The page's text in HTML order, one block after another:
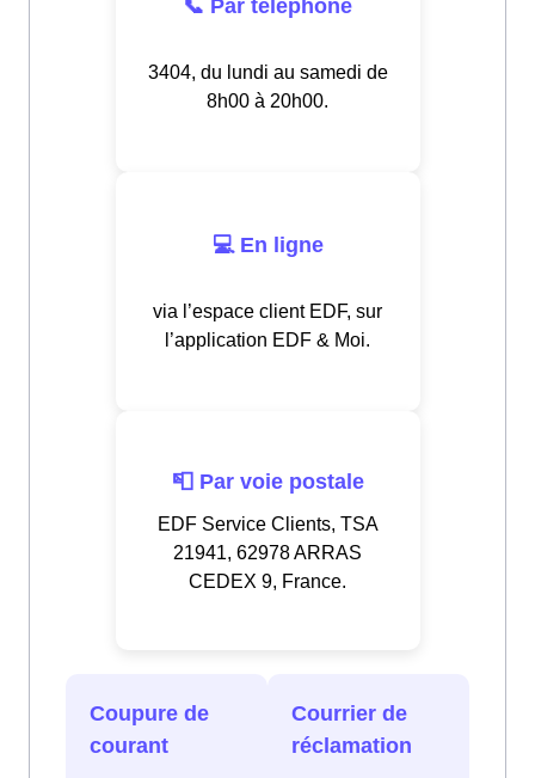
📞 Par téléphone
3404, du lundi au samedi de
8h00 à 20h00.
💻 En ligne
via l’espace client EDF, sur
l’application EDF & Moi.
📮 Par voie postale
EDF Service Clients, TSA
21941, 62978 ARRAS
CEDEX 9, France.
Coupure de
courant
Courrier de
réclamation